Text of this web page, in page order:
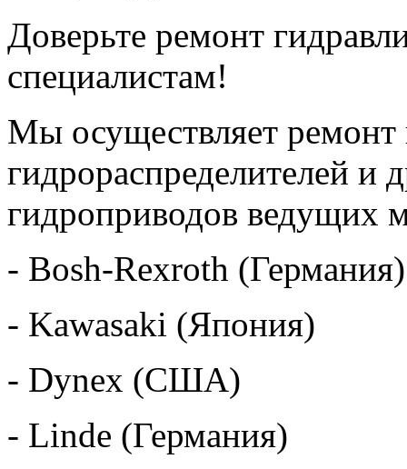
Доверьте ремонт
специалистам!
Мы осуществляет ремонт
гидрораспределителей и
гидроприводов ведущих
- Bosh-Rexroth
- Kawasaki (Япония)
- Dynex (CША)
- Linde (Германия)